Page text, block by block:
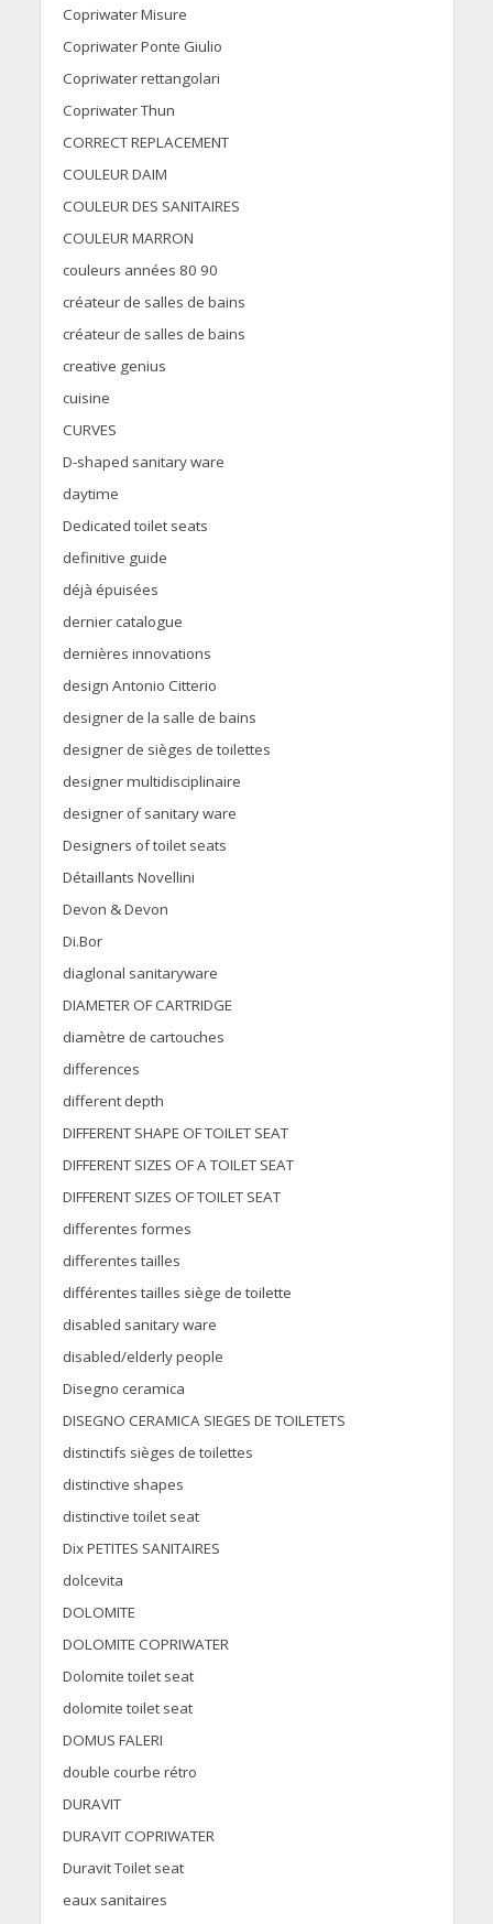
Copriwater Misure
Copriwater Ponte Giulio
Copriwater rettangolari
Copriwater Thun
CORRECT REPLACEMENT
COULEUR DAIM
COULEUR DES SANITAIRES
COULEUR MARRON
couleurs années 80 90
créateur de salles de bains
créateur de salles de bains
creative genius
cuisine
CURVES
D-shaped sanitary ware
daytime
Dedicated toilet seats
definitive guide
déjà épuisées
dernier catalogue
dernières innovations
design Antonio Citterio
designer de la salle de bains
designer de sièges de toilettes
designer multidisciplinaire
designer of sanitary ware
Designers of toilet seats
Détaillants Novellini
Devon & Devon
Di.Bor
diaglonal sanitaryware
DIAMETER OF CARTRIDGE
diamètre de cartouches
differences
different depth
DIFFERENT SHAPE OF TOILET SEAT
DIFFERENT SIZES OF A TOILET SEAT
DIFFERENT SIZES OF TOILET SEAT
differentes formes
differentes tailles
différentes tailles siège de toilette
disabled sanitary ware
disabled/elderly people
Disegno ceramica
DISEGNO CERAMICA SIEGES DE TOILETETS
distinctifs sièges de toilettes
distinctive shapes
distinctive toilet seat
Dix PETITES SANITAIRES
dolcevita
DOLOMITE
DOLOMITE COPRIWATER
Dolomite toilet seat
dolomite toilet seat
DOMUS FALERI
double courbe rétro
DURAVIT
DURAVIT COPRIWATER
Duravit Toilet seat
eaux sanitaires